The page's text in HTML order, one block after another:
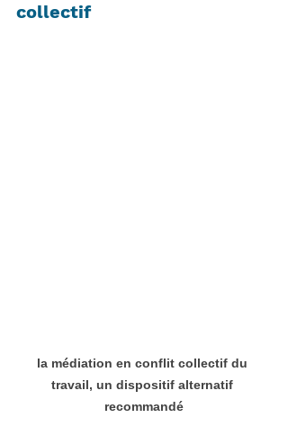
collectif
la médiation en conflit collectif du
travail, un dispositif alternatif
recommandé